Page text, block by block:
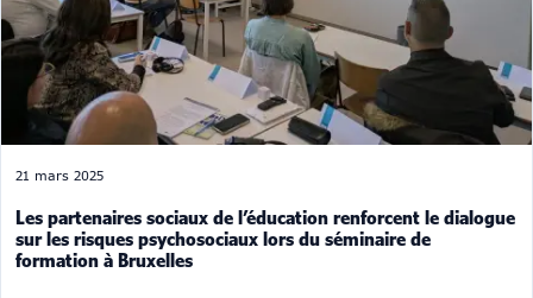
21 mars 2025
Les partenaires sociaux de l’éducation renforcent le dialogue
sur les risques psychosociaux lors du séminaire de
formation à Bruxelles